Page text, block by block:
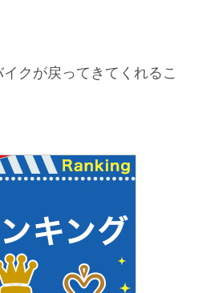
クが戻ってきてくれるこ